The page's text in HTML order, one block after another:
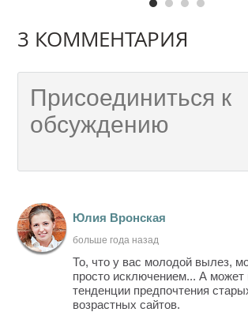
3 КОММЕНТАРИЯ
Юлия Вронская
больше года назад
То, что у вас молодой вылез,
просто исключением... А может
тенденции предпочтения
возрастных сайтов.